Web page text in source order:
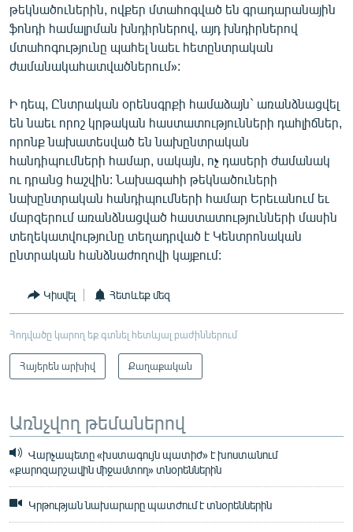
թեկնածուներին, ովքեր մտահոգված են գրադարանային
ֆոնդի համալրման խնդիրներով, այդ խնդիրներով
մտահոգությունը պահել նաեւ հետընտրական
ժամանակահատվածներում»:
Ի դեպ, Ընտրական օրենսգրքի համաձայն` առանձնացվել
են նաեւ որոշ կրթական հաստատությունների դահլիճներ,
որոնք նախատեսված են նախընտրական
հանդիպումների համար, սակայն, ոչ դասերի ժամանակ
ու դրանց հաշվին: Նախագահի թեկնածուների
նախընտրական հանդիպումների համար Երեւանում եւ
մարզերում առանձնացված հաստատությունների մասին
տեղեկատվությունը տեղադրված է Կենտրոնական
ընտրական հանձնաժողովի կայքում:
Կիսվել Հետևեք մեզ
Հոդվածը կարող եք գտնել հետևյալ բաժիններում
Հայերեն արխիվ Քաղաքական
Առնչվող թեմաներով
Վարչապետը «խստագույն պատիժ» է խոստանում
«քարոզարշավին միջամտող» տնօրեններին
Կրթության նախարարը պատժում է տնօրեններին